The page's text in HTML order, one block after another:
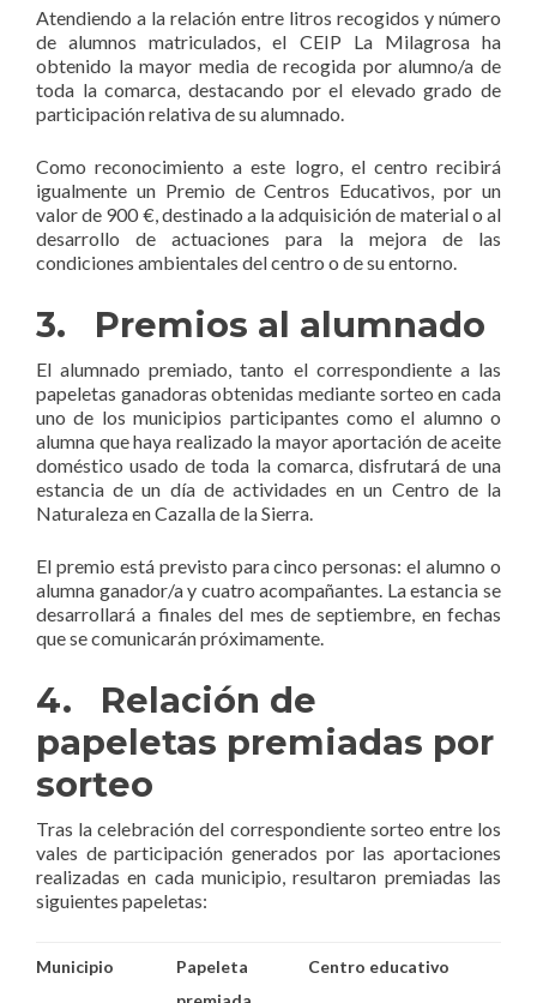
Atendiendo a la relación entre litros recogidos y número
de alumnos matriculados, el CEIP La Milagrosa ha
obtenido la mayor media de recogida por alumno/a de
toda la comarca, destacando por el elevado grado de
participación relativa de su alumnado.
Como reconocimiento a este logro, el centro recibirá
igualmente un Premio de Centros Educativos, por un
valor de 900 €, destinado a la adquisición de material o al
desarrollo de actuaciones para la mejora de las
condiciones ambientales del centro o de su entorno.
3. Premios al alumnado
El alumnado premiado, tanto el correspondiente a las
papeletas ganadoras obtenidas mediante sorteo en cada
uno de los municipios participantes como el alumno o
alumna que haya realizado la mayor aportación de aceite
doméstico usado de toda la comarca, disfrutará de una
estancia de un día de actividades en un Centro de la
Naturaleza en Cazalla de la Sierra.
El premio está previsto para cinco personas: el alumno o
alumna ganador/a y cuatro acompañantes. La estancia se
desarrollará a finales del mes de septiembre, en fechas
que se comunicarán próximamente.
4. Relación de
papeletas premiadas por
sorteo
Tras la celebración del correspondiente sorteo entre los
vales de participación generados por las aportaciones
realizadas en cada municipio, resultaron premiadas las
siguientes papeletas:
Municipio
Papeleta
Centro educativo